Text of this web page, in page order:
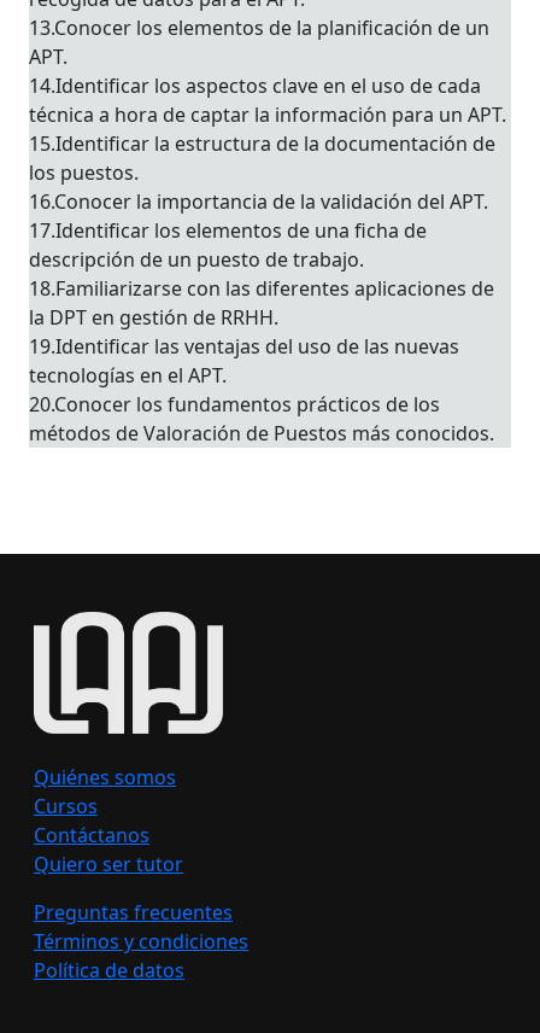
13.Conocer los elementos de la planificación de un
APT.
14.Identificar los aspectos clave en el uso de cada
técnica a hora de captar la información para un APT.
15.Identificar la estructura de la documentación de
los puestos.
16.Conocer la importancia de la validación del APT.
17.Identificar los elementos de una ficha de
descripción de un puesto de trabajo.
18.Familiarizarse con las diferentes aplicaciones de
la DPT en gestión de RRHH.
19.Identificar las ventajas del uso de las nuevas
tecnologías en el APT.
20.Conocer los fundamentos prácticos de los
métodos de Valoración de Puestos más conocidos.
Quiénes somos
Cursos
Contáctanos
Quiero ser tutor
Preguntas frecuentes
Términos y condiciones
Política de datos